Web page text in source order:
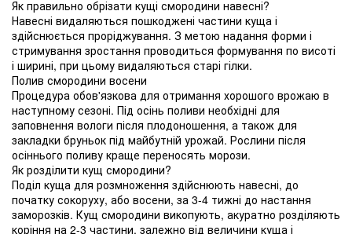
Як правильно обрізати кущі смородини навесні?
Навесні видаляються пошкоджені частини куща і
здійснюється проріджування. З метою надання форми і
стримування зростання проводиться формування по висоті
і ширині, при цьому видаляються старі гілки.
Полив смородини восени
Процедура обов'язкова для отримання хорошого врожаю в
наступному сезоні. Під осінь поливи необхідні для
заповнення вологи після плодоношення, а також для
закладки бруньок під майбутній урожай. Рослини після
осіннього поливу краще переносять морози.
Як розділити кущ смородини?
Поділ куща для розмноження здійснюють навесні, до
початку сокоруху, або восени, за 3-4 тижні до настання
заморозків. Кущ смородини викопують, акуратно розділяють
коріння на 2-3 частини, залежно від величини куща і